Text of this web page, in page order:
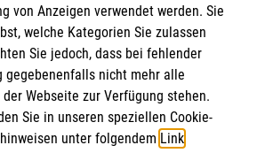
Grundlagen der Pflege,
rechtliche Vorsorge,
Pflege, uvm.
Link folgen (
Webseite des
) oder den QR-Code
von Anzeigen verwendet werden. Sie
welche Kategorien Sie zulassen
Sie jedoch, dass bei fehlender
gegebenenfalls nicht mehr alle
Webseite zur Verfügung stehen.
Sie in unseren speziellen Cookie-
unter folgendem Link.